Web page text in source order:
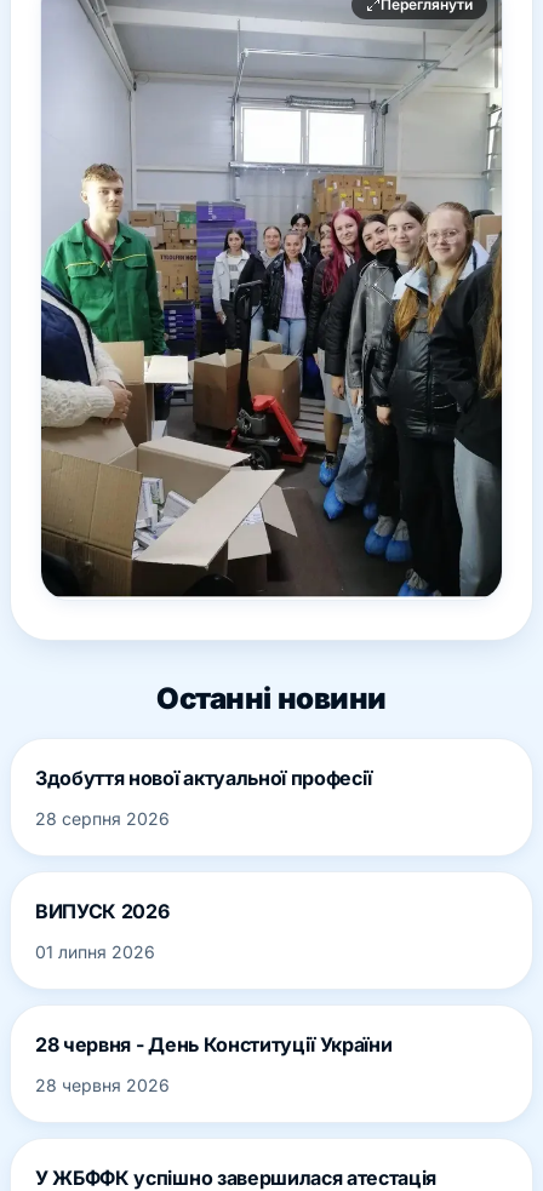
Переглянути
Останні новини
Здобуття нової актуальної професії
28 серпня 2026
ВИПУСК 2026
01 липня 2026
28 червня - День Конституції України
28 червня 2026
У ЖБФФК успішно завершилася атестація